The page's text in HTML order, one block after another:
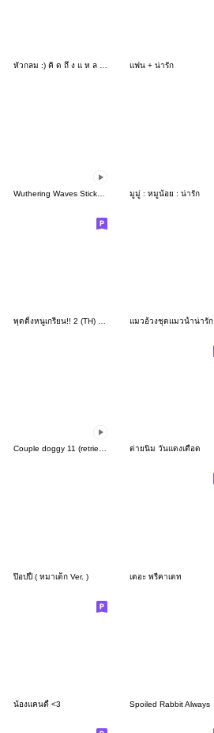
หัวกลม :) คิ ด ถึ ง แ ห ล ะ ^_< แฟน + น่ารัก
มูมู่ : หมูน้อย : น่ารัก
แมวอ้วงชุดแมวน้ำน่ารัก
Couple doggy 11 (retriever) ต่ายนิ่ม วันแดงเดือด
ป๊อปปี้ ( หมาเด็ก Ver. ) เดอะ พรีคาเดท
น้องแคนดี้ <3 Spoiled Rabbit Always